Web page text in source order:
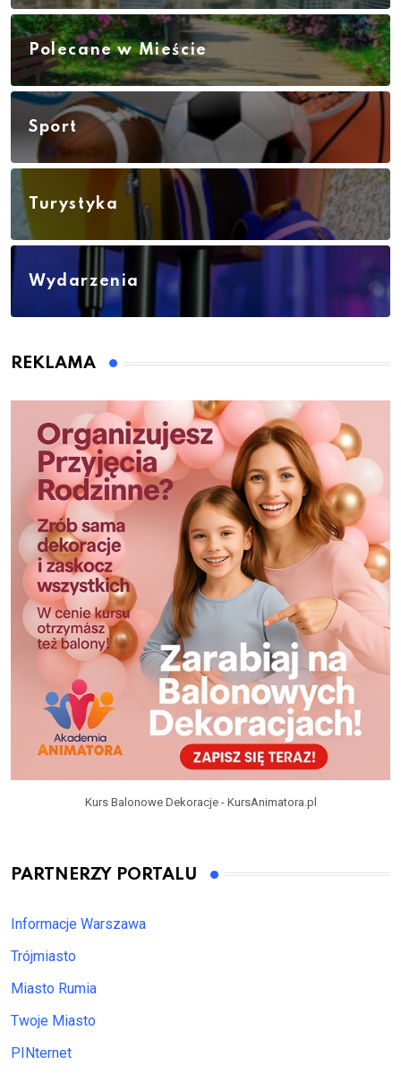
Polecane w Mieście
Sport
Turystyka
Wydarzenia
REKLAMA
Kurs Balonowe Dekoracje - KursAnimatora.pl
PARTNERZY PORTALU
Informacje Warszawa
Trójmiasto
Miasto Rumia
Twoje Miasto
PINternet